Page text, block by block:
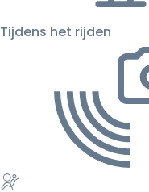
Tijdens het rijden